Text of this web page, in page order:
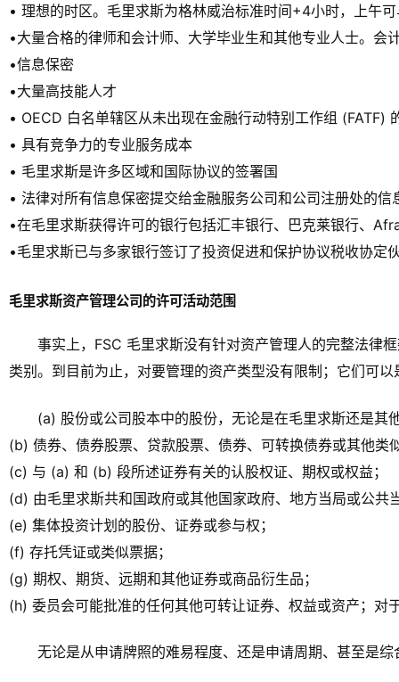
• 理想的时区。毛里求斯为格林威治标准时间+4小时，上午
•大量合格的律师和会计师、大学毕业生和其他专业人士。
•信息保密
•大量高技能人才
• OECD 白名单辖区从未出现在金融行动特别工作组 (FATF)
• 具有竞争力的专业服务成本
• 毛里求斯是许多区域和国际协议的签署国
• 法律对所有信息保密提交给金融服务公司和公司注册处的信
•在毛里求斯获得许可的银行包括汇丰银行、巴克莱银行、
•毛里求斯已与多家银行签订了投资促进和保护协议税收协定
毛里求斯资产管理公司的许可活动范围
事实上，FSC 毛里求斯没有针对资产管理人的完整法律
类别。到目前为止，对要管理的资产类型没有限制；它们可
(a) 股份或公司股本中的股份，无论是在毛里求斯还是其
(b) 债券、债券股票、贷款股票、债券、可转换债券或其他类
(c) 与 (a) 和 (b) 段所述证券有关的认股权证、期权或权益；
(d) 由毛里求斯共和国政府或其他国家政府、地方当局或公
(e) 集体投资计划的股份、证券或参与权；
(f) 存托凭证或类似票据；
(g) 期权、期货、远期和其他证券或商品衍生品；
(h) 委员会可能批准的任何其他可转让证券、权益或资产；
无论是从申请牌照的难易程度、还是申请周期、甚至是